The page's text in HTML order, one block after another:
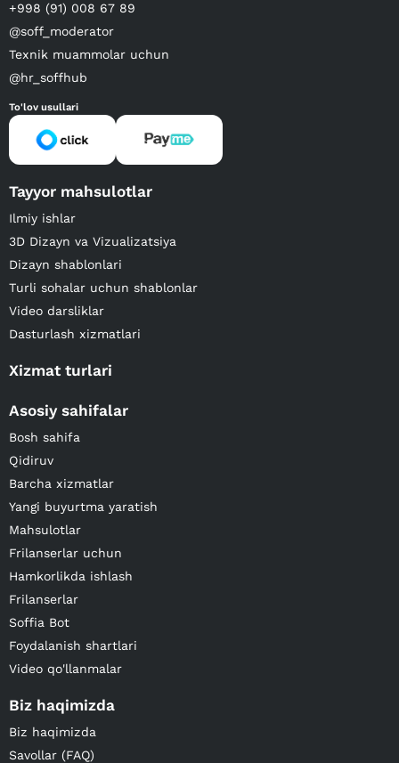
+998 (91) 008 67 89
@soff_moderator
Texnik muammolar uchun
@hr_soffhub
To'lov usullari
Tayyor mahsulotlar
Ilmiy ishlar
3D Dizayn va Vizualizatsiya
Dizayn shablonlari
Turli sohalar uchun shablonlar
Video darsliklar
Dasturlash xizmatlari
Xizmat turlari
Asosiy sahifalar
Bosh sahifa
Qidiruv
Barcha xizmatlar
Yangi buyurtma yaratish
Mahsulotlar
Frilanserlar uchun
Hamkorlikda ishlash
Frilanserlar
Soffia Bot
Foydalanish shartlari
Video qo'llanmalar
Biz haqimizda
Biz haqimizda
Savollar (FAQ)